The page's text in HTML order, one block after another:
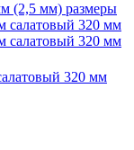
320 мм